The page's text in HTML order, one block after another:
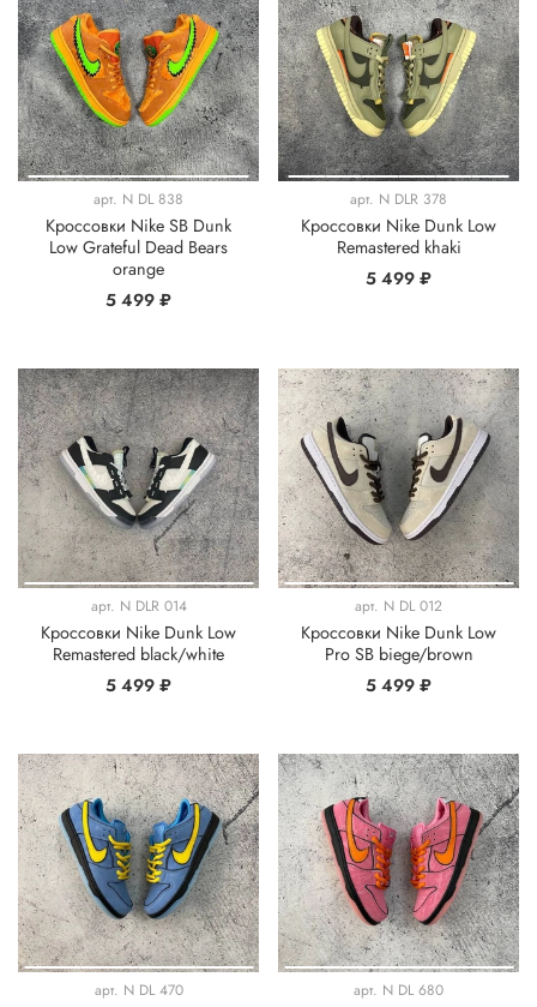
арт. N DL 838
Кроссовки Nike SB Dunk
Low Grateful Dead Bears
orange
5 499 ₽
арт. N DLR 378
Кроссовки Nike Dunk Low
Remastered khaki
5 499 ₽
арт. N DLR 014
Кроссовки Nike Dunk Low
Remastered black/white
5 499 ₽
арт. N DL 012
Кроссовки Nike Dunk Low
Pro SB biege/brown
5 499 ₽
арт. N DL 470 арт. N DL 680